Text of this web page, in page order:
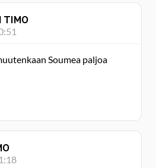
TIMO
Soumea paljoa